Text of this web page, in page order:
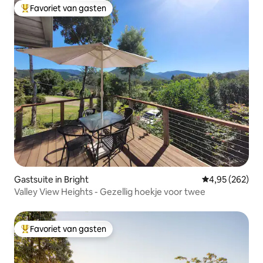
Topfavoriet van gasten
Favoriet van gasten
Gastsuite in Bright Gemiddelde
4,95 (262)
Valley View Heights - Gezellig hoekje voor twee
Topfavoriet van gasten
Favoriet van gasten